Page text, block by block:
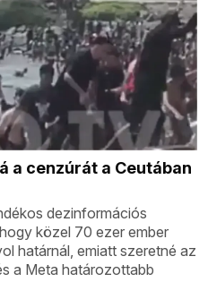
a cenzúrát a Ceutában
dezinformációs
közel 70 ezer ember
határnál, emiatt szeretné az
a Meta határozottabb